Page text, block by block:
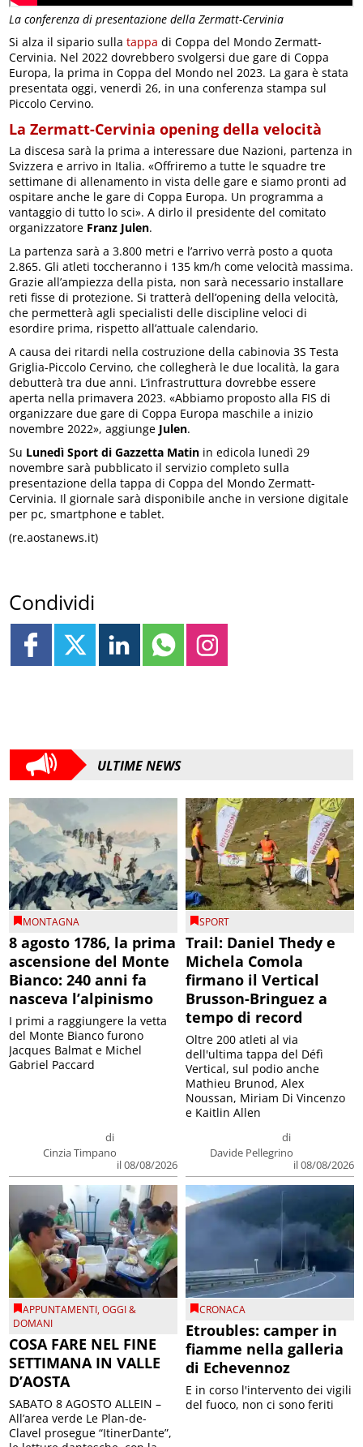
La conferenza di presentazione della Zermatt-Cervinia
Si alza il sipario sullatappa di Coppa del Mondo Zermatt-
Cervinia. Nel 2022 dovrebbero svolgersi due gare di Coppa
Europa, la prima in Coppa del Mondo nel 2023. La gara è stata
presentata oggi, venerdì 26, in una conferenza stampa sul
Piccolo Cervino.
La Zermatt-Cervinia opening della velocità
La discesa sarà la prima a interessare due Nazioni, partenza in
Svizzera e arrivo in Italia. «Offriremo a tutte le squadre tre
settimane di allenamento in vista delle gare e siamo pronti ad
ospitare anche le gare di Coppa Europa. Un programma a
vantaggio di tutto lo sci». A dirlo il presidente del comitato
organizzatore Franz Julen.
La partenza sarà a 3.800 metri e l’arrivo verrà posto a quota
2.865. Gli atleti toccheranno i 135 km/h come velocità massima.
Grazie all’ampiezza della pista, non sarà necessario installare
reti fisse di protezione. Si tratterà dell’opening della velocità,
che permetterà agli specialisti delle discipline veloci di
esordire prima, rispetto all’attuale calendario.
A causa dei ritardi nella costruzione della cabinovia 3S Testa
Griglia-Piccolo Cervino, che collegherà le due località, la gara
debutterà tra due anni. L’infrastruttura dovrebbe essere
aperta nella primavera 2023. «Abbiamo proposto alla FIS di
organizzare due gare di Coppa Europa maschile a inizio
novembre 2022», aggiunge Julen.
Su Lunedì Sport di Gazzetta Matin in edicola lunedì 29
novembre sarà pubblicato il servizio completo sulla
presentazione della tappa di Coppa del Mondo Zermatt-
Cervinia. Il giornale sarà disponibile anche in versione digitale
per pc, smartphone e tablet.
(re.aostanews.it)
Condividi
ULTIME NEWS
MONTAGNA
8 agosto 1786, la prima
ascensione del Monte
Bianco: 240 anni fa
nasceva l’alpinismo
di
Cinzia Timpano
il 08/08/2026
I primi a raggiungere la vetta
del Monte Bianco furono
Jacques Balmat e Michel
Gabriel Paccard
SPORT
Trail: Daniel Thedy e
Michela Comola
firmano il Vertical
Brusson-Bringuez a
tempo di record
di
Davide Pellegrino
il 08/08/2026
Oltre 200 atleti al via
dell'ultima tappa del Défì
Vertical, sul podio anche
Mathieu Brunod, Alex
Noussan, Miriam Di Vincenzo
e Kaitlin Allen
APPUNTAMENTI,OGGI &
DOMANI
COSA FARE NEL FINE
SETTIMANA IN VALLE
D’AOSTA
SABATO 8 AGOSTO ALLEIN –
All’area verde Le Plan-de-
Clavel prosegue “ItinerDante”,
CRONACA
Etroubles: camper in
fiamme nella galleria
di Echevennoz
E in corso l'intervento dei vigili
del fuoco, non ci sono feriti